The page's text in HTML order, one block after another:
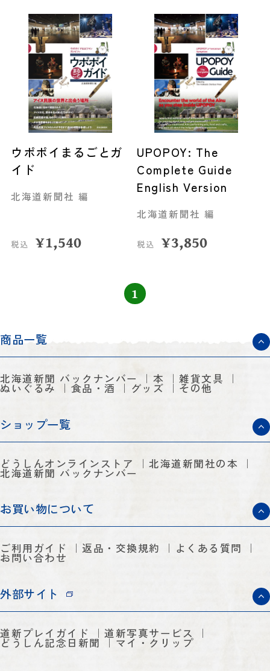
ウポポイまるごとガ
イド
北海道新聞社 編
税込 ¥1,540
UPOPOY: The
Complete Guide
English Version
北海道新聞社 編
税込 ¥3,850
1
商品一覧
北海道新聞 バックナンバー 本 雑貨文具
ぬいぐるみ 食品・酒 グッズ その他
ショップ一覧
どうしんオンラインストア 北海道新聞社の本
北海道新聞 バックナンバー
お買い物について
ご利用ガイド 返品・交換規約 よくある質問
お問い合わせ
外部サイト
道新プレイガイド 道新写真サービス
どうしん記念日新聞 マイ・クリップ